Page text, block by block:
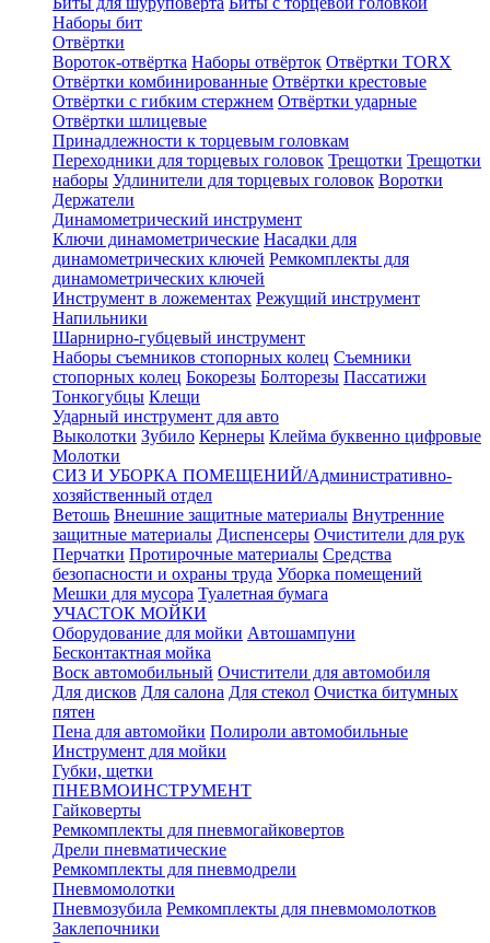
Наборы бит
Отвёртки
Вороток-отвёртка Наборы отвёрток Отвёртки TORX
Отвёртки комбинированные Отвёртки крестовые
Отвёртки с гибким стержнем Отвёртки ударные
Отвёртки шлицевые
Принадлежности к торцевым головкам
Переходники для торцевых головок Трещотки Трещотки
наборы Удлинители для торцевых головок Воротки
Держатели
Динамометрический инструмент
Ключи динамометрические Насадки для
динамометрических ключей Ремкомплекты для
динамометрических ключей
Инструмент в ложементах Режущий инструмент
Напильники
Шарнирно-губцевый инструмент
Наборы съемников стопорных колец Съемники
стопорных колец Бокорезы Болторезы Пассатижи
Тонкогубцы Клещи
Ударный инструмент для авто
Выколотки Зубило Кернеры Клейма буквенно цифровые
Молотки
СИЗ И УБОРКА ПОМЕЩЕНИЙ/Административно-
хозяйственный отдел
Ветошь Внешние защитные материалы Внутренние
защитные материалы Диспенсеры Очистители для рук
Перчатки Протирочные материалы Средства
безопасности и охраны труда Уборка помещений
Мешки для мусора Туалетная бумага
УЧАСТОК МОЙКИ
Оборудование для мойки Автошампуни
Бесконтактная мойка
Воск автомобильный Очистители для автомобиля
Для дисков Для салона Для стекол Очистка битумных
пятен
Пена для автомойки Полироли автомобильные
Инструмент для мойки
Губки, щетки
ПНЕВМОИНСТРУМЕНТ
Гайковерты
Ремкомплекты для пневмогайковертов
Дрели пневматические
Ремкомплекты для пневмодрели
Пневмомолотки
Пневмозубила Ремкомплекты для пневмомолотков
Заклепочники